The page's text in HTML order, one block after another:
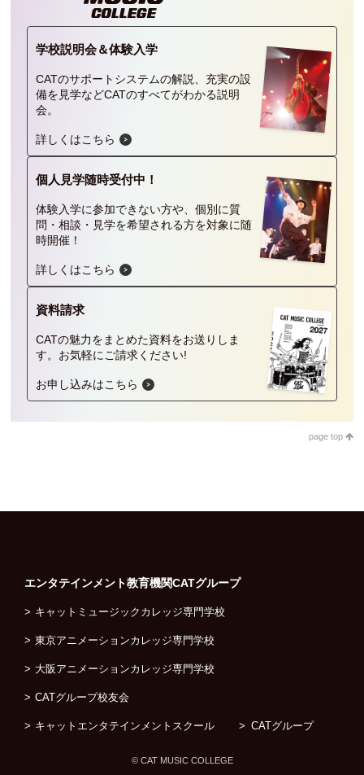
学校説明会＆体験入学
CATのサポートシステムの解説、充実の設
備を見学などCATのすべてがわかる説明
会。
詳しくはこちら
個人見学随時受付中！
体験入学に参加できない方や、個別に質
問・相談・見学を希望される方を対象に随
時開催！
詳しくはこちら
資料請求
CATの魅力をまとめた資料をお送りしま
す。 お気軽にご請求ください!
お申し込みはこちら
page top
エンタテインメント教育機関CATグループ
キャットミュージックカレッジ専門学校
東京アニメーションカレッジ専門学校
大阪アニメーションカレッジ専門学校
CATグループ校友会
キャットエンタテインメントスクール CATグループ
© CAT MUSIC COLLEGE